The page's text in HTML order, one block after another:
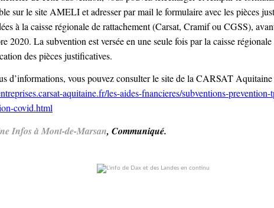
sur le site AMELI et adresser par mail le formulaire avec les pièces
à la caisse régionale de rattachement (Carsat, Cramif ou CGSS),
2020. La subvention est versée en une seule fois par la caisse
des pièces justificatives.
d’informations, vous pouvez consulter le site de la CARSAT Aquitaine
aquitaine.fr/les-aides-fnancieres/subventions-
covid.html
Infos à Mont-de-Marsan, Communiqué.